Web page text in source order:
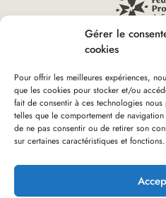
Gérer le
cookies
Pour offrir les meilleures expériences,
que les cookies pour stocker et/ou
fait de consentir à ces technologies
telles que le comportement de
de ne pas consentir ou de retirer son
sur certaines caractéristiques et fonctions.
Vous
Accueil»2e Rencontre des
et-Vilaine
Mentions